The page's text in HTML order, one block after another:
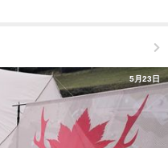
5月23日